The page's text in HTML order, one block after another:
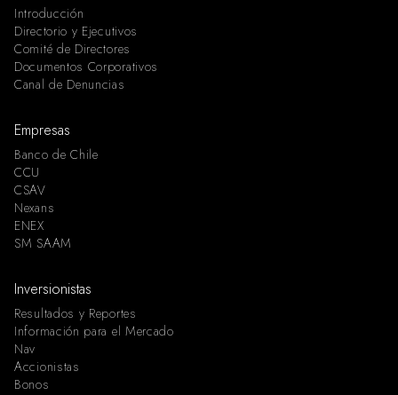
Introducción
Directorio y Ejecutivos
Comité de Directores
Documentos Corporativos
Canal de Denuncias
Empresas
Banco de Chile
CCU
CSAV
Nexans
ENEX
SM SAAM
Inversionistas
Resultados y Reportes
Información para el Mercado
Nav
Accionistas
Bonos